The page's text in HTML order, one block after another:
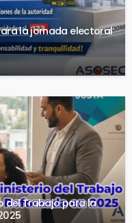
la jornada electoral
del Trabajo para la